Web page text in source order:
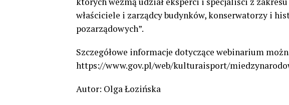
właściciele i zarządcy budynków, konserwatorzy i
pozarządowych”.
Szczegółowe informacje dotyczące webinarium
https://www.gov.pl/web/kulturaisport/
Autor: Olga Łozińska